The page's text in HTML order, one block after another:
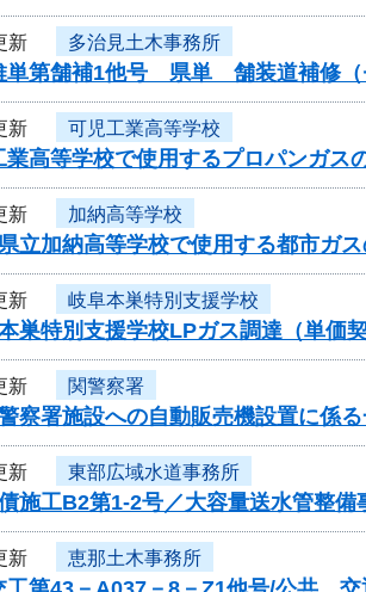
新 多治見土木事務所
単第舗補1他号 県単 舗装道補修
新 可児工業高等学校
高等学校で使用するプロパンガス
新 加納高等学校
立加納高等学校で使用する都市ガ
新 岐阜本巣特別支援学校
巣特別支援学校LPガス調達（単価
新 関警察署
署施設への自動販売機設置に係
新 東部広域水道事務所
債施工B2第1-2号／大容量送水管整
新 恵那土木事務所